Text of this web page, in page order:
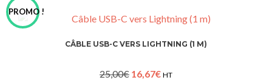
PROMO !
CÂBLE USB-C VERS LIGHTNING (1 M)
25,00€ Le
16,67€Le
HT